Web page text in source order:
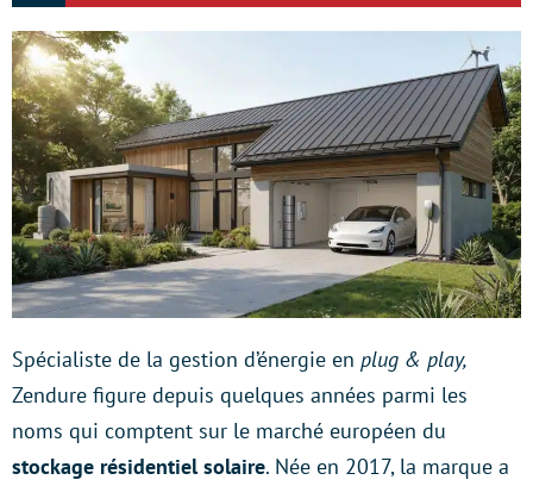
Spécialiste de la gestion d’énergie en plug & play,
Zendure figure depuis quelques années parmi les
noms qui comptent sur le marché européen du
stockage résidentiel solaire. Née en 2017, la marque a